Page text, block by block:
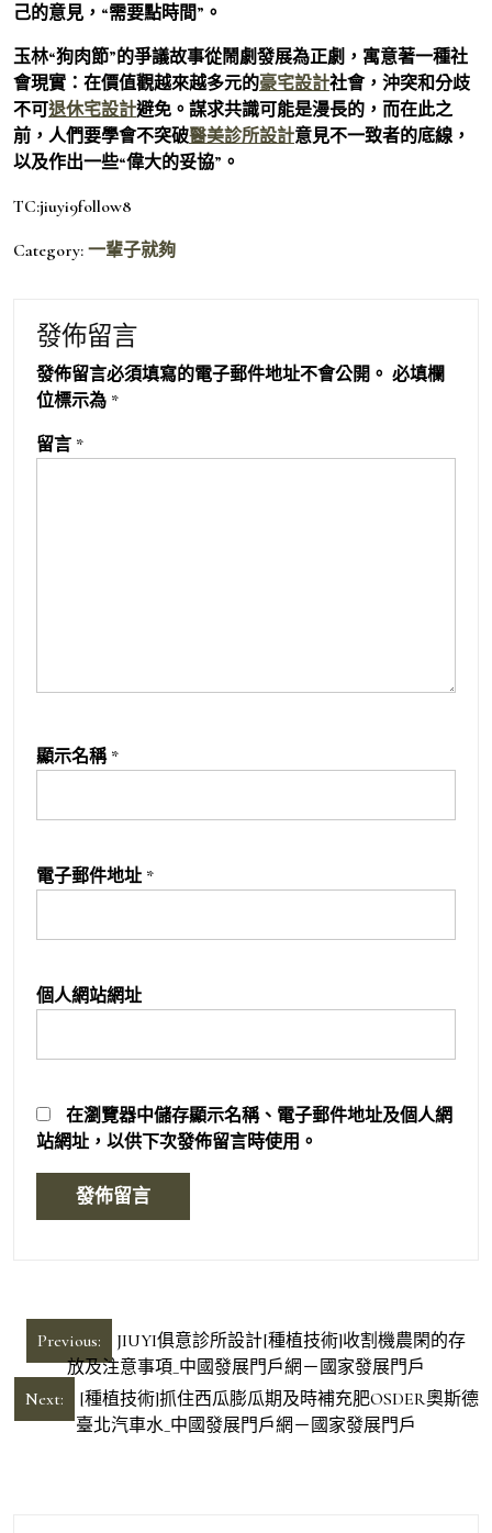
己的意見，“需要點時間”。
玉林“狗肉節”的爭議故事從鬧劇發展為正劇，寓意著一種社
會現實：在價值觀越來越多元的豪宅設計社會，沖突和分歧
不可退休宅設計避免。謀求共識可能是漫長的，而在此之
前，人們要學會不突破醫美診所設計意見不一致者的底線，
以及作出一些“偉大的妥協”。
TC:jiuyi9follow8
Category: 一輩子就夠
發佈留言
發佈留言必須填寫的電子郵件地址不會公開。 必填欄
位標示為 *
留言 *
顯示名稱 *
電子郵件地址 *
個人網站網址
在瀏覽器中儲存顯示名稱、電子郵件地址及個人網
站網址，以供下次發佈留言時使用。
文
章
導
Previous:
JIUYI俱意診所設計[種植技術]收割機農閑的存
放及注意事項_中國發展門戶網－國家發展門戶
Next:
[種植技術]抓住西瓜膨瓜期及時補充肥OSDER奧斯德
臺北汽車水_中國發展門戶網－國家發展門戶